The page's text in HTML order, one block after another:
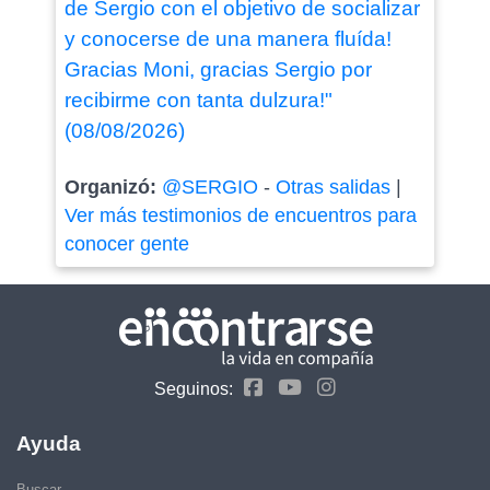
de Sergio con el objetivo de socializar
y conocerse de una manera fluída!
Gracias Moni, gracias Sergio por
recibirme con tanta dulzura!"
(08/08/2026)
Organizó: @SERGIO - Otras salidas|
Ver más testimonios de encuentros para
conocer gente
Seguinos:
Ayuda